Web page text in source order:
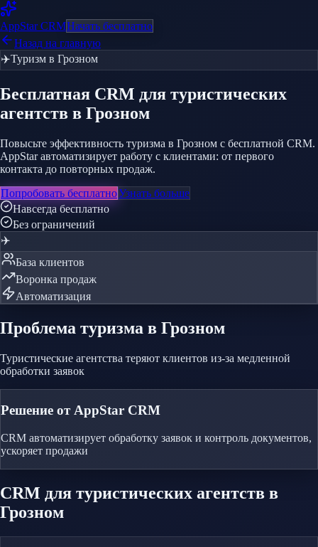
AppStarCRMНачать бесплатно
Назад на главную
✈️Туризм в Грозном
Бесплатная CRM для туристических
агентств в Грозном
Повысьте эффективность туризма в Грозном с бесплатной CRM.
AppStar автоматизирует работу с клиентами: от первого
контакта до повторных продаж.
Попробовать бесплатноУзнать больше
Навсегда бесплатно
Без ограничений
✈️
База клиентов
Воронка продаж
Автоматизация
Проблема туризма в Грозном
Туристические агентства теряют клиентов из-за медленной
обработки заявок
Решение от AppStar CRM
CRM автоматизирует обработку заявок и контроль документов,
ускоряет продажи
CRM для туристических агентств в
Грозном